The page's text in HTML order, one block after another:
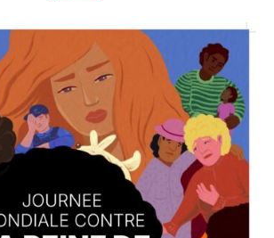
Chine
Non abolitionniste
juridique de la peine de mort